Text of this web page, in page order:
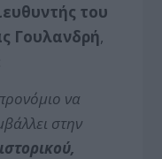
του
Γουλανδρή,
να
στην